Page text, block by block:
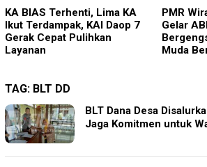
KA BIAS Terhenti, Lima KA
Ikut Terdampak, KAI Daop 7
Gerak Cepat Pulihkan
Layanan
PMR
Gelar
Muda
TAG: BLT DD
BLT Dana Desa
Jaga Komitmen untuk